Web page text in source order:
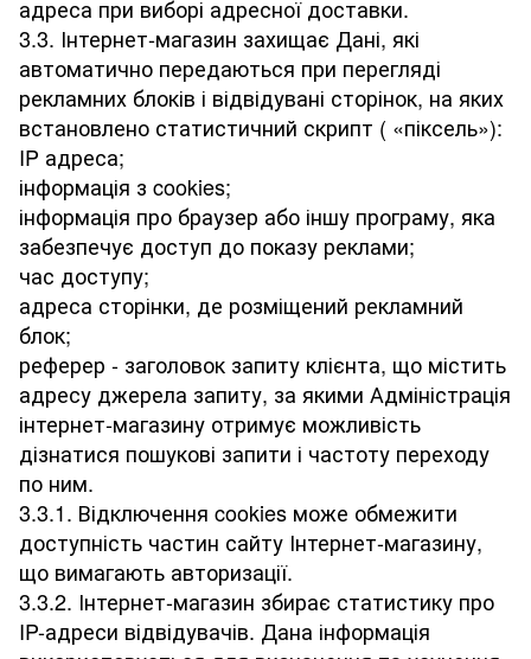
адреса при виборі адресної доставки.
3.3. Інтернет-магазин захищає Дані, які
автоматично передаються при перегляді
рекламних блоків і відвідувані сторінок, на яких
встановлено статистичний скрипт ( «піксель»):
IP адреса;
інформація з cookies;
інформація про браузер або іншу програму, яка
забезпечує доступ до показу реклами;
час доступу;
адреса сторінки, де розміщений рекламний
блок;
реферер - заголовок запиту клієнта, що містить
адресу джерела запиту, за якими Адміністрація
інтернет-магазину отримує можливість
дізнатися пошукові запити і частоту переходу
по ним.
3.3.1. Відключення cookies може обмежити
доступність частин сайту Інтернет-магазину,
що вимагають авторизації.
3.3.2. Інтернет-магазин збирає статистику про
IP-адреси відвідувачів. Дана інформація